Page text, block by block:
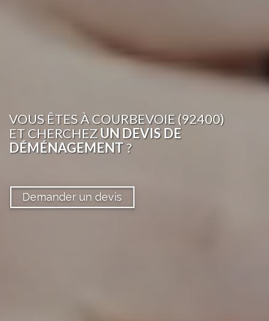
VOUS ÊTESÀ COURBEVOIE (92400)
ET CHERCHEZUN DEVIS DE
DÉMÉNAGEMENT?
Demander un devis